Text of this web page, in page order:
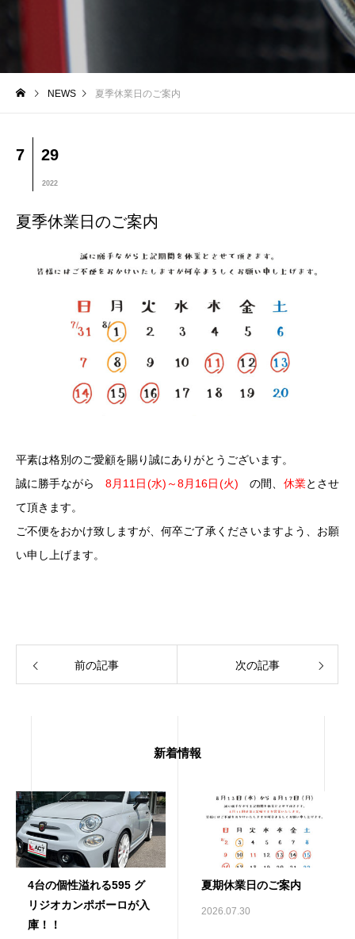
NEWS 夏季休業日のご案内
7 29
2022
夏季休業日のご案内
平素は格別のご愛顧を賜り誠にありがとうございます。
誠に勝手ながら8月11日(水)～8月16日(火) の間、 休業とさせ
て頂きます。
ご不便をおかけ致しますが、何卒ご了承くださいますよう、お願
い申し上げます。
前の記事 次の記事
新着情報
4台の個性溢れる595 グ
リジオカンポボーロが入
庫！！
夏期休業日のご案内
2026.07.30